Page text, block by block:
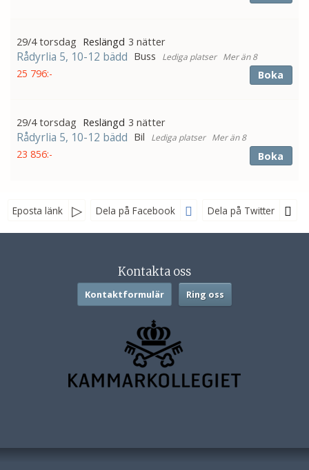
29/4 torsdag 3 nätter
Rådyrlia 5, 10-12 bädd Buss Mer än 8
25 796:- Boka
29/4 torsdag 3 nätter
Rådyrlia 5, 10-12 bädd Bil Mer än 8
23 856:- Boka
Eposta länk Dela på Facebook Dela på Twitter
Sociala medier
Kontakta oss
Kontaktformulär Ring oss
Nyhetsbrev
Jag samtycker till dataskyddspolicyn.
Läs vår dataskyddspolicy här »